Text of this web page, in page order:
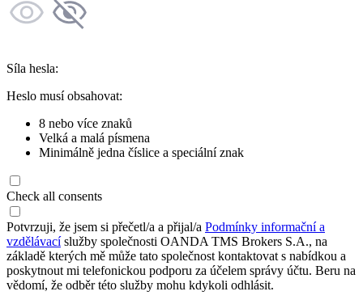
Síla hesla:
Heslo musí obsahovat:
8 nebo více znaků
Velká a malá písmena
Minimálně jedna číslice a speciální znak
Check all consents
Potvrzuji, že jsem si přečetl/a a přijal/a Podmínky informační a
vzdělávacíslužby společnosti OANDA TMS Brokers S.A., na
základě kterých mě může tato společnost kontaktovat s nabídkou a
poskytnout mi telefonickou podporu za účelem správy účtu. Beru na
vědomí, že odběr této služby mohu kdykoli odhlásit.